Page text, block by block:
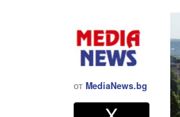
от MediaNews.bg
Споделете